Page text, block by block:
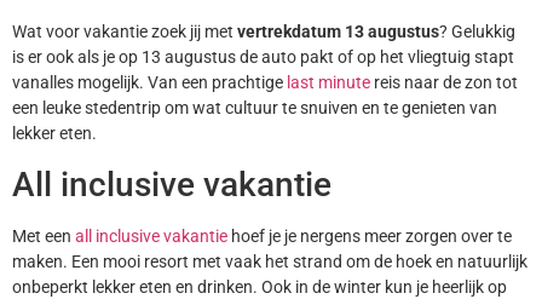
Wat voor vakantie zoek jij met vertrekdatum 13 augustus? Gelukkig
is er ook als je op 13 augustus de auto pakt of op het vliegtuig stapt
vanalles mogelijk. Van een prachtige last minute reis naar de zon tot
een leuke stedentrip om wat cultuur te snuiven en te genieten van
lekker eten.
All inclusive vakantie
Met een all inclusive vakantie hoef je je nergens meer zorgen over te
maken. Een mooi resort met vaak het strand om de hoek en natuurlijk
onbeperkt lekker eten en drinken. Ook in de winter kun je heerlijk op